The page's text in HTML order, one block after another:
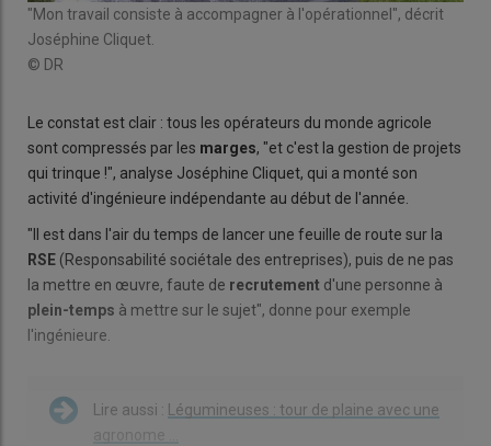
"Mon travail consiste à accompagner à l'opérationnel", décrit
Joséphine Cliquet.
© DR
Le constat est clair : tous les opérateurs du monde agricole
sont compressés par les marges, "et c'est la gestion de projets
qui trinque !", analyse Joséphine Cliquet, qui a monté son
activité d'ingénieure indépendante au début de l'année.
"Il est dans l'air du temps de lancer une feuille de route sur la
RSE (Responsabilité sociétale des entreprises), puis de ne pas
la mettre en œuvre, faute de recrutement d'une personne à
plein-temps à mettre sur le sujet", donne pour exemple
l'ingénieure.
Lire aussi : Légumineuses : tour de plaine avec une
agronome ...